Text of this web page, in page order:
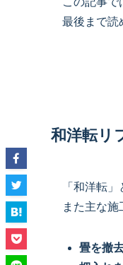
最後まで読
和洋転リ
「和洋転
また主な施
畳を撤